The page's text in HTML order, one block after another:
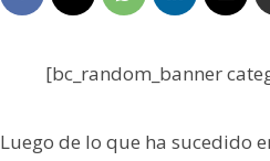
[bc_random_banner
Luego de lo que ha sucedido